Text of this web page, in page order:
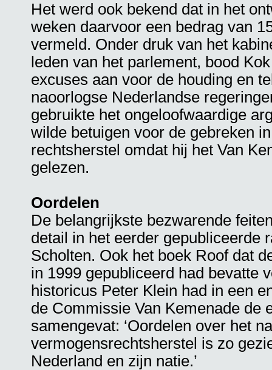
Het werd ook bekend dat in het
weken daarvoor een bedrag van
vermeld. Onder druk van het
leden van het parlement, bood
excuses aan voor de houding en
naoorlogse Nederlandse
gebruikte het ongeloofwaardige
wilde betuigen voor de gebreken
rechtsherstel omdat hij het Van
gelezen.
Oordelen
De belangrijkste bezwarende
detail in het eerder gepubliceerde
Scholten. Ook het boek Roof dat
in 1999 gepubliceerd had bevatte
historicus Peter Klein had in een
de Commissie Van Kemenade de
samengevat: ‘Oordelen over het
vermogensrechtsherstel is zo
Nederland en zijn natie.’